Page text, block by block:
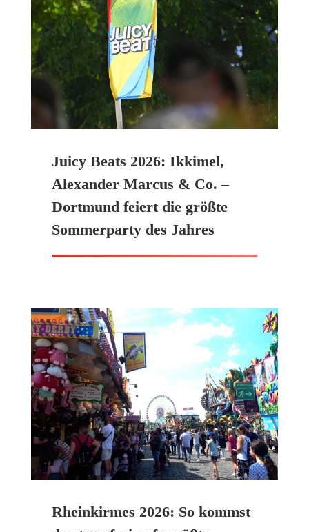
Juicy Beats 2026: Ikkimel,
Alexander Marcus & Co. –
Dortmund feiert die größte
Sommerparty des Jahres
Rheinkirmes 2026: So kommst